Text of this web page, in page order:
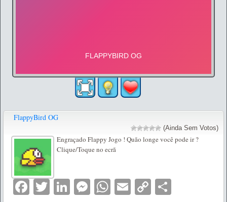
FlappyBird OG
(Ainda Sem Votos)
Engraçado Flappy Jogo ! Quão longe você pode ir ?
Clique/Toque no ecrã
Facebook
Twitter
LinkedIn
Messenger
WhatsApp
Email
Copy